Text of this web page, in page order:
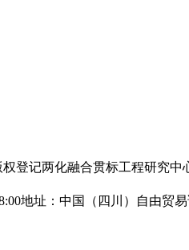
权登记两化融合贯标工程研究中
地址：中国（四川）自由贸